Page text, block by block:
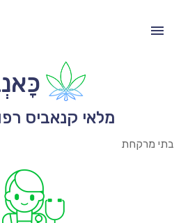
מלאי קנאביס
בתי מרקחת